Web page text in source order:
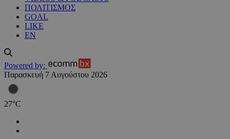
ΠΟΛΙΤΙΣΜΟΣ
GOAL
LIKE
EN
Powered by:
Παρασκευή 7 Αυγούστου 2026
27°C